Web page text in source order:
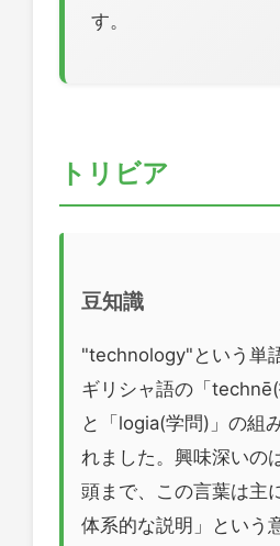
す。
トリビア
豆知識
"technology"という単
ギリシャ語の「technē(
と「logia(学問)」の組
れました。興味深いの
頭まで、この言葉は主
体系的な説明」という